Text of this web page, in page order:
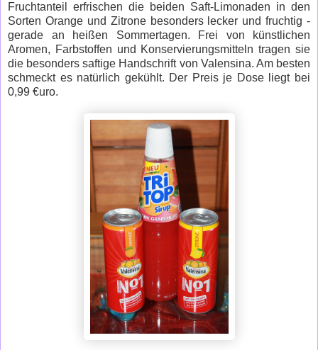
Fruchtanteil erfrischen die beiden Saft-Limonaden in den
Sorten Orange und Zitrone besonders lecker und fruchtig -
gerade an heißen Sommertagen. Frei von künstlichen
Aromen, Farbstoffen und Konservierungsmitteln tragen sie
die besonders saftige Handschrift von Valensina. Am besten
schmeckt es natürlich gekühlt. Der Preis je Dose liegt bei
0,99 €uro.